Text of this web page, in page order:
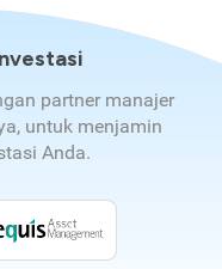
partner manajer
untuk menjamin
Anda.